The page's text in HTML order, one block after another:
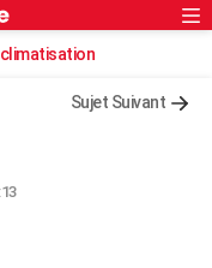
Rechercher
Sujet Suivant